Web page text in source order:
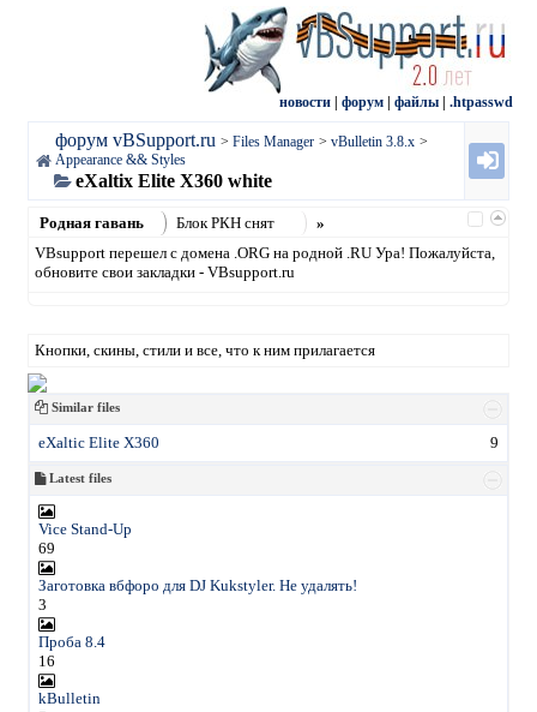
новости форум файлы .htpasswd
форум vBSupport.ru > Files Manager > vBulletin 3.8.x >
Appearance && Styles
eXaltix Elite X360 white
Родная гавань Блок РКН снят
»
VBsupport перешел с домена .ORG на родной .RU Ура! Пожалуйста,
обновите свои закладки - VBsupport.ru
Кнопки, скины, стили и все, что к ним прилагается
Similar files
eXaltic Elite X360 9
Latest files
Vice Stand-Up
69
Заготовка вбфоро для DJ Kukstyler. Не удалять!
3
Проба 8.4
16
kBulletin